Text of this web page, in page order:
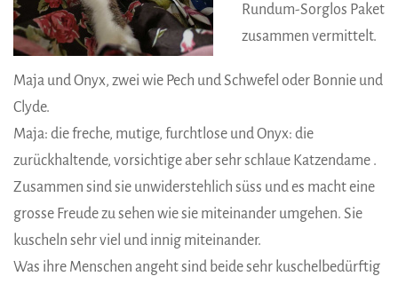
Rundum-Sorglos Paket
zusammen vermittelt.
Maja und Onyx, zwei wie Pech und Schwefel oder Bonnie und
Clyde.
Maja: die freche, mutige, furchtlose und Onyx: die
zurückhaltende, vorsichtige aber sehr schlaue Katzendame .
Zusammen sind sie unwiderstehlich süss und es macht eine
grosse Freude zu sehen wie sie miteinander umgehen. Sie
kuscheln sehr viel und innig miteinander.
Was ihre Menschen angeht sind beide sehr kuschelbedürftig